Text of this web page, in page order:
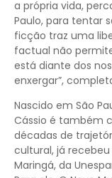
a própria vida,
Paulo, para tentar
ficção traz uma
factual não
está diante dos
enxergar”,
Nascido em São
Cássio é também
décadas de
cultural, já
Maringá, da